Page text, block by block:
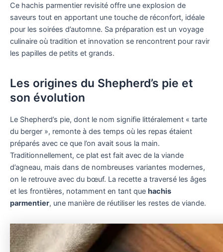
Ce hachis parmentier revisité offre une explosion de
saveurs tout en apportant une touche de réconfort, idéale
pour les soirées d’automne. Sa préparation est un voyage
culinaire où tradition et innovation se rencontrent pour ravir
les papilles de petits et grands.
Les origines du Shepherd’s pie et
son évolution
Le Shepherd’s pie, dont le nom signifie littéralement « tarte
du berger », remonte à des temps où les repas étaient
préparés avec ce que l’on avait sous la main.
Traditionnellement, ce plat est fait avec de la viande
d’agneau, mais dans de nombreuses variantes modernes,
on le retrouve avec du bœuf. La recette a traversé les âges
et les frontières, notamment en tant que hachis
parmentier, une manière de réutiliser les restes de viande.